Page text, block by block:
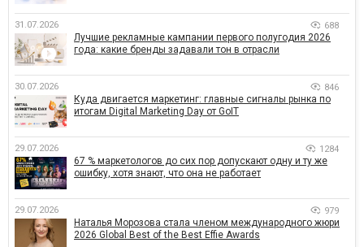
31.07.2026 688
Лучшие рекламные кампании первого полугодия 2026
года: какие бренды задавали тон в отрасли
30.07.2026 846
Куда двигается маркетинг: главные сигналы рынка по
итогам Digital Marketing Day от GoIT
29.07.2026 1284
67 % маркетологов до сих пор допускают одну и ту же
ошибку, хотя знают, что она не работает
29.07.2026 979
Наталья Морозова стала членом международного жюри
2026 Global Best of the Best Effie Awards